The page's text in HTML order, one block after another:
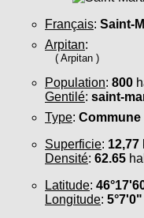
Français: Saint-
Arpitan:
( Arpitan )
Population: 800
Gentilé: saint-
Type: Commune
Superficie: 12,77
Densité: 62.65
Latitude:
Longitude: 5°7'0"